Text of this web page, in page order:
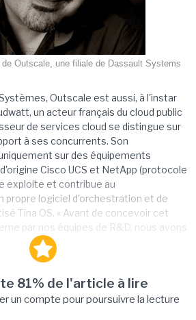
de Outscale, une filiale de Dassault Systems
Outscale est aussi, à l'instar
un acteur français du cloud public
de services cloud se distingue sur
à ses concurrents. Son
sur des équipements
Cisco UCS et NetApp (protocole
exploite et contribue au
propre logiciel d'orchestration et de
Tina OS. « Avant de concevoir cet
par nos équipes de R&D, nous avons
81% de l'article à lire
un compte pour poursuivre la lecture